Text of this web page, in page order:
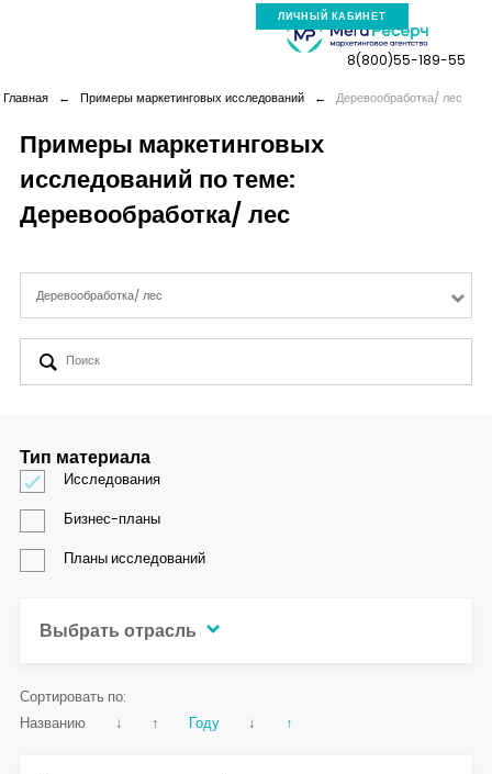
ЛИЧНЫЙ КАБИНЕТ
Компания
Новая реальность
Кейсы
Контакты
8(800)55-189-55
Главная ← Примеры маркетинговых исследований ← Деревообработка/ лес
Примеры маркетинговых
исследований по теме:
Деревообработка/ лес
Деревообработка/ лес
Сортировать по:
Названию
↓ ↑ Году ↓ ↑
Тип материала
Исследования
Бизнес-планы
Планы исследований
Выбрать отрасль